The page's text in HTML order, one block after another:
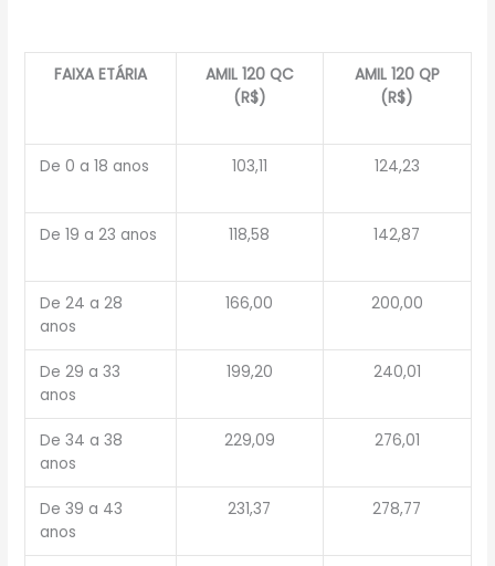
FAIXA ETÁRIA
AMIL 120 QC
(R$)
AMIL 120 QP
(R$)
De 0 a 18 anos 103,11 124,23
De 19 a 23 anos 118,58 142,87
De 24 a 28
anos
166,00 200,00
De 29 a 33
anos
199,20 240,01
De 34 a 38
anos
229,09 276,01
De 39 a 43
anos
231,37 278,77